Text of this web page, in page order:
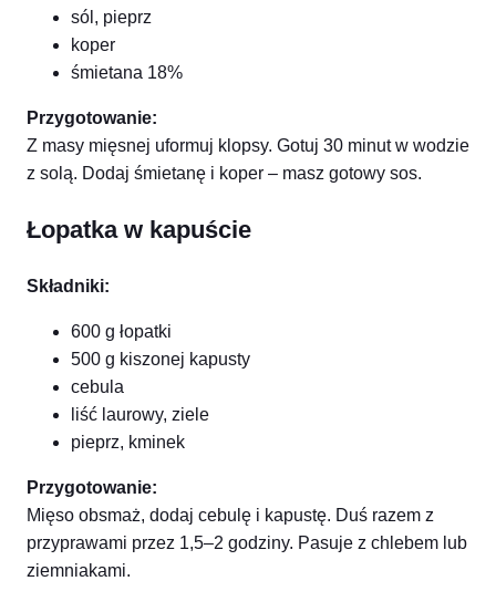
sól, pieprz
koper
śmietana 18%
Przygotowanie:
Z masy mięsnej uformuj klopsy. Gotuj 30 minut w wodzie
z solą. Dodaj śmietanę i koper – masz gotowy sos.
Łopatka w kapuście
Składniki:
600 g łopatki
500 g kiszonej kapusty
cebula
liść laurowy, ziele
pieprz, kminek
Przygotowanie:
Mięso obsmaż, dodaj cebulę i kapustę. Duś razem z
przyprawami przez 1,5–2 godziny. Pasuje z chlebem lub
ziemniakami.